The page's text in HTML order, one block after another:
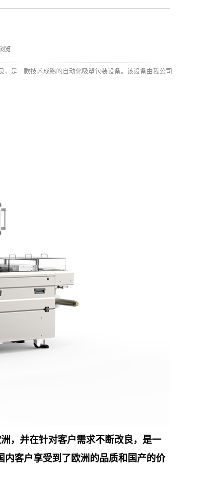
览
是一款技术成熟的自动化吸塑包装设备。该设备由我公司
，并在针对客户需求不断改良，是一
客户享受到了欧洲的品质和国产的价